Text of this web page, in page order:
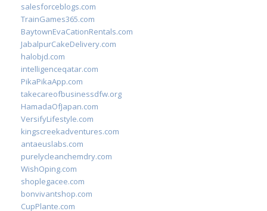
salesforceblogs.com
TrainGames365.com
BaytownEvaCationRentals.com
JabalpurCakeDelivery.com
halobjd.com
intelligenceqatar.com
PikaPikaApp.com
takecareofbusinessdfw.org
HamadaOfJapan.com
VersifyLifestyle.com
kingscreekadventures.com
antaeuslabs.com
purelycleanchemdry.com
WishOping.com
shoplegacee.com
bonvivantshop.com
CupPlante.com